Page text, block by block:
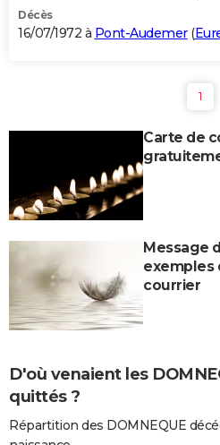
Décès
16/07/1972 à Pont-Audemer(
1
Carte de
Message
exemples
courrier
D'où venaient les
quittés ?
Répartition des DOMNEQUE